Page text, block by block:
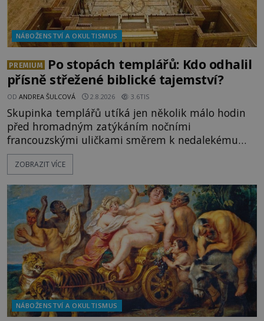
NÁBOŽENSTVÍ A OKULTISMUS
PREMIUM
Po stopách templářů: Kdo odhalil
přísně střežené biblické tajemství?
OD ANDREA ŠULCOVÁ 2.8.2026 3.6TIS
Skupinka templářů utíká jen několik málo hodin
před hromadným zatýkáním nočními
francouzskými uličkami směrem k nedalekému
přístavu. Jeden z nich má přes ramena ranec s
tajemným obsahem. Kapitán lodi už na ně čeká.
vyplouváme,“ sdělí jim. „Kam máme namířeno,
kapitáne?“ zeptá se ho jeden z templářů. „Do Sk
ZOBRAZIT VÍCE
NÁBOŽENSTVÍ A OKULTISMUS